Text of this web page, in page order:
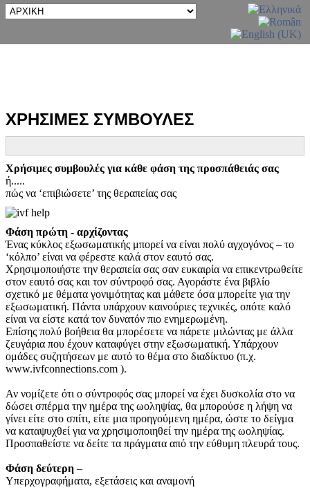
ΧΡΗΣΙΜΕΣ ΣΥΜΒΟΥΛΕΣ
Χρήσιμες συμβουλές για κάθε φάση της προσπάθειάς σας
ή.....
πώς να ‘επιβιώσετε’ της θεραπείας σας
Φάση πρώτη - αρχίζοντας
Ένας κύκλος εξωσωματικής μπορεί να είναι πολύ αγχογόνος – το
‘κόλπο’ είναι να φέρεστε καλά στον εαυτό σας.
Χρησιμοποιήστε την θεραπεία σας σαν ευκαιρία να επικεντρωθείτε
στον εαυτό σας και τον σύντροφό σας. Αγοράστε ένα βιβλίο
σχετικό με θέματα γονιμότητας και μάθετε όσα μπορείτε για την
εξωσωματική. Πάντα υπάρχουν καινούριες τεχνικές, οπότε καλό
είναι να είστε κατά τον δυνατόν πιο ενημερωμένη.
Επίσης πολύ βοήθεια θα μπορέσετε να πάρετε μιλώντας με άλλα
ζευγάρια που έχουν καταφύγει στην εξωσωματική. Υπάρχουν
ομάδες συζητήσεων με αυτό το θέμα στο διαδίκτυο (π.χ.
www.ivfconnections.com ).
Αν νομίζετε ότι ο σύντροφός σας μπορεί να έχει δυσκολία στο να
δώσει σπέρμα την ημέρα της ωοληψίας, θα μπορούσε η λήψη να
γίνει είτε στο σπίτι, είτε μια προηγούμενη ημέρα, ώστε το δείγμα
να καταψυχθεί για να χρησιμοποιηθεί την ημέρα της ωοληψίας.
Προσπαθείστε να δείτε τα πράγματα από την εύθυμη πλευρά τους.
Φάση δεύτερη –
Υπερχογραφήματα, εξετάσεις και αναμονή